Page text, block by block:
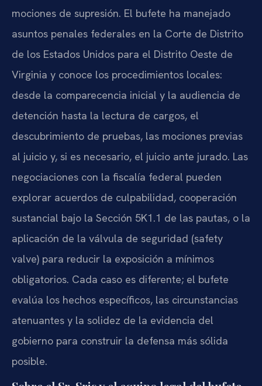
mociones de supresión. El bufete ha manejado
asuntos penales federales en la Corte de Distrito
de los Estados Unidos para el Distrito Oeste de
Virginia y conoce los procedimientos locales:
desde la comparecencia inicial y la audiencia de
detención hasta la lectura de cargos, el
descubrimiento de pruebas, las mociones previas
al juicio y, si es necesario, el juicio ante jurado. Las
negociaciones con la fiscalía federal pueden
explorar acuerdos de culpabilidad, cooperación
sustancial bajo la Sección 5K1.1 de las pautas, o la
aplicación de la válvula de seguridad (safety
valve) para reducir la exposición a mínimos
obligatorios. Cada caso es diferente; el bufete
evalúa los hechos específicos, las circunstancias
atenuantes y la solidez de la evidencia del
gobierno para construir la defensa más sólida
posible.